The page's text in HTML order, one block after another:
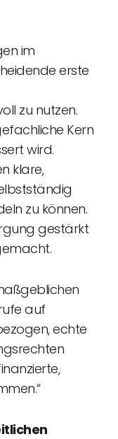
im
erste
zu nutzen.
Kern
wird.
klare,
zu können.
gestärkt
auf
echte